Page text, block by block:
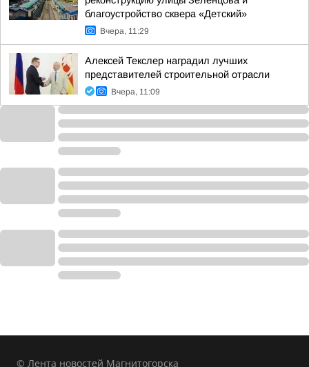
благоустройство сквера «Детский»
Вчера, 11:29
Алексей Текслер наградил лучших
представителей строительной отрасли
Вчера, 11:09
© Лента новостей Магнитогорска